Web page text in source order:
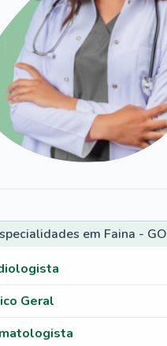
em Faina - GO
Geral